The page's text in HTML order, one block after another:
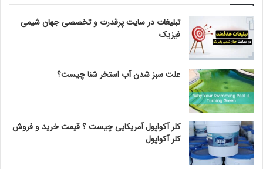
تبلیغات در سایت پرقدرت و تخصصی جهان شیمی
فیزیک
علت سبز شدن آب استخر شنا چیست؟
کلر آکواپول آمریکایی چیست ؟ قیمت خرید و فروش
کلر آکواپول